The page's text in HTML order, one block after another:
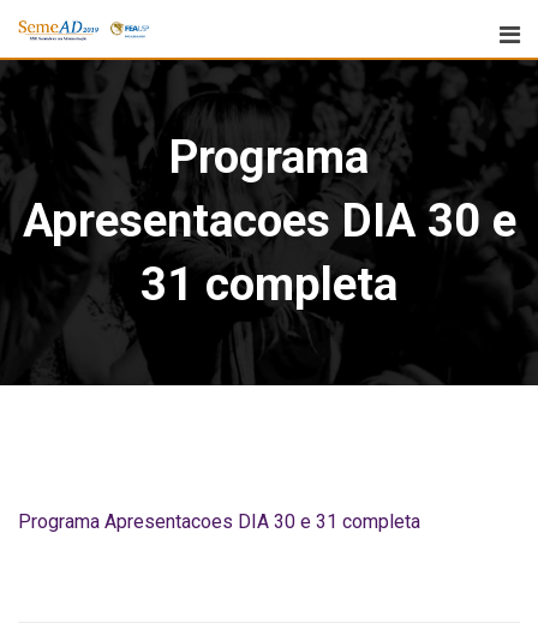
Programa
Apresentacoes DIA 30 e
31 completa
Programa Apresentacoes DIA 30 e 31 completa